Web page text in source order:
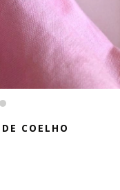
COELHO